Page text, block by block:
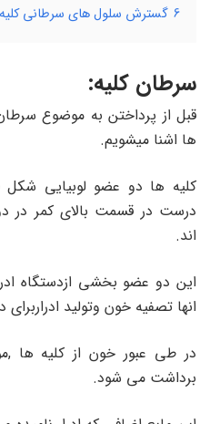
6 گسترش سلول های سرطانی
سرطان کلیه:
قبل از پرداختن به موضوع
ها اشنا میشویم.
کلیه ها دو عضو لوبیایی
درست در قسمت بالای کمر در
اند.
این دو عضو بخشی ازدستگاه
انها تصفیه خون وتولید
در طی عبور خون از کلیه ها
برداشت می شود.